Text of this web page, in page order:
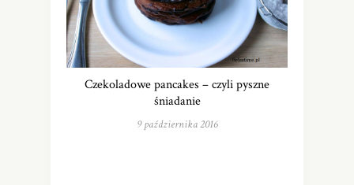
Czekoladowe pancakes – czyli pyszne
śniadanie
9 października 2016